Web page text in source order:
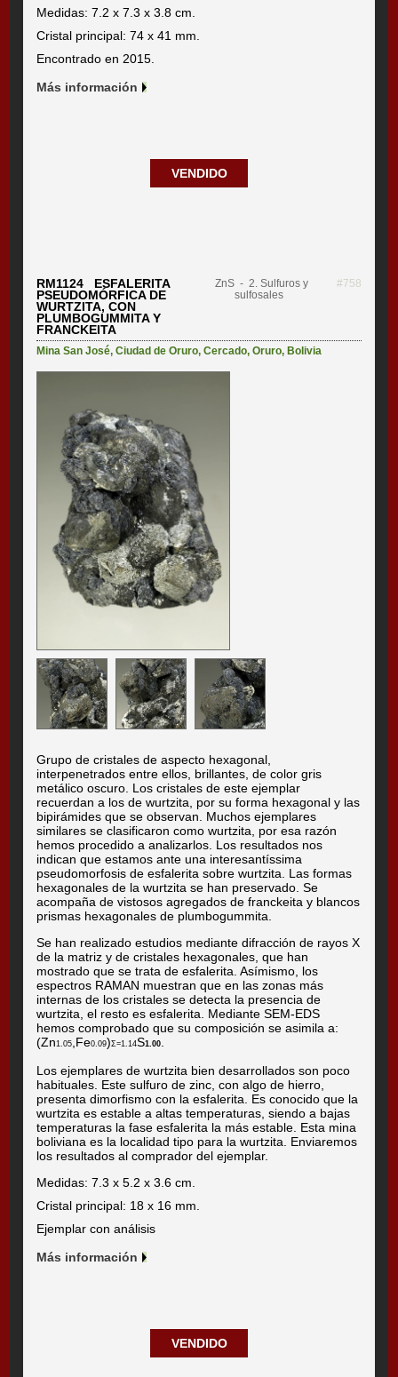
Medidas: 7.2 x 7.3 x 3.8 cm.
Cristal principal: 74 x 41 mm.
Encontrado en 2015.
Más información
VENDIDO
RM1124 ESFALERITA
PSEUDOMÓRFICA DE
WURTZITA, CON
PLUMBOGUMMITA Y
FRANCKEITA
ZnS- 2. Sulfuros y
sulfosales
#758
Mina San José,Ciudad de Oruro,Cercado,Oruro,Bolivia
Grupo de cristales de aspecto hexagonal,
interpenetrados entre ellos, brillantes, de color gris
metálico oscuro. Los cristales de este ejemplar
recuerdan a los de wurtzita, por su forma hexagonal y las
bipirámides que se observan. Muchos ejemplares
similares se clasificaron como wurtzita, por esa razón
hemos procedido a analizarlos. Los resultados nos
indican que estamos ante una interesantíssima
pseudomorfosis de esfalerita sobre wurtzita. Las formas
hexagonales de la wurtzita se han preservado. Se
acompaña de vistosos agregados de franckeita y blancos
prismas hexagonales de plumbogummita.
Se han realizado estudios mediante difracción de rayos X
de la matriz y de cristales hexagonales, que han
mostrado que se trata de esfalerita. Asímismo, los
espectros RAMAN muestran que en las zonas más
internas de los cristales se detecta la presencia de
wurtzita, el resto es esfalerita. Mediante SEM-EDS
hemos comprobado que su composición se asimila a:
(Zn1.05 ,Fe0.09)Σ=1.14S1.00
Los ejemplares de wurtzita bien desarrollados son poco
habituales. Este sulfuro de zinc, con algo de hierro,
presenta dimorfismo con la esfalerita. Es conocido que la
wurtzita es estable a altas temperaturas, siendo a bajas
temperaturas la fase esfalerita la más estable. Esta mina
boliviana es la localidad tipo para la wurtzita. Enviaremos
los resultados al comprador del ejemplar.
Medidas: 7.3 x 5.2 x 3.6 cm.
Cristal principal: 18 x 16 mm.
Ejemplar con análisis
Más información
VENDIDO